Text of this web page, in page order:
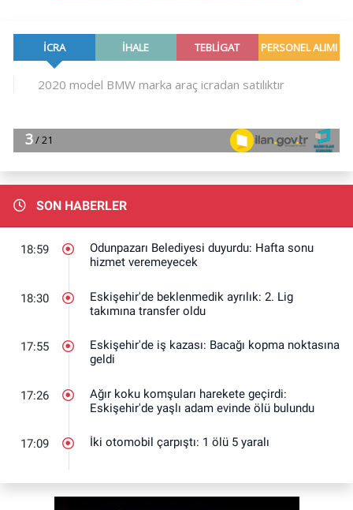
SON HABERLER
18:59
Odunpazarı Belediyesi duyurdu: Hafta sonu
hizmet veremeyecek
18:30
Eskişehir'de beklenmedik ayrılık: 2. Lig
takımına transfer oldu
17:55
Eskişehir'de iş kazası: Bacağı kopma noktasına
geldi
17:26
Ağır koku komşuları harekete geçirdi:
Eskişehir'de yaşlı adam evinde ölü bulundu
17:09 İki otomobil çarpıştı: 1 ölü 5 yaralı